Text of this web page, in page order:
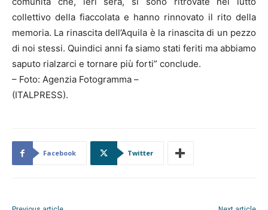
collettivo della fiaccolata e hanno rinnovato il rito della
memoria. La rinascita dell’Aquila è la rinascita di un pezzo
di noi stessi. Quindici anni fa siamo stati feriti ma abbiamo
saputo rialzarci e tornare più forti” conclude.
– Foto: Agenzia Fotogramma –
(ITALPRESS).
Facebook Twitter